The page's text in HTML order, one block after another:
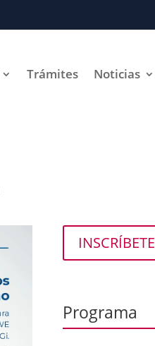
Trámites Noticias
INSCRÍBETE
Programa